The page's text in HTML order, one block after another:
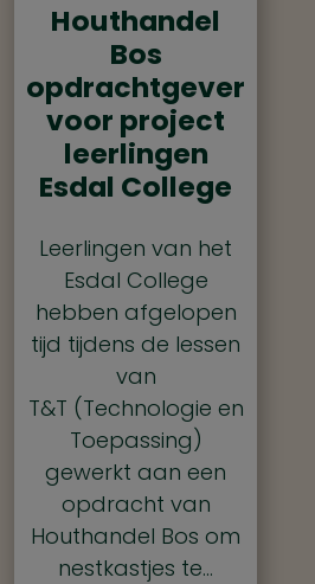
Houthandel
Bos
opdrachtgever
voor project
leerlingen
Esdal College
Leerlingen van het
Esdal College
hebben afgelopen
tijd tijdens de lessen
van
T&T (Technologie en
Toepassing)
gewerkt aan een
opdracht van
Houthandel Bos om
nestkastjes te…